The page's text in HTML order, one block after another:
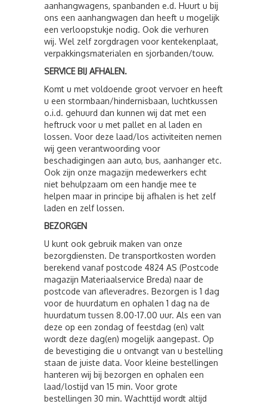
aanhangwagens, spanbanden e.d. Huurt u bij
ons een aanhangwagen dan heeft u mogelijk
een verloopstukje nodig. Ook die verhuren
wij. Wel zelf zorgdragen voor kentekenplaat,
verpakkingsmaterialen en sjorbanden/touw.
SERVICE BIJ AFHALEN.
Komt u met voldoende groot vervoer en heeft
u een stormbaan/hindernisbaan, luchtkussen
o.i.d. gehuurd dan kunnen wij dat met een
heftruck voor u met pallet en al laden en
lossen. Voor deze laad/los activiteiten nemen
wij geen verantwoording voor
beschadigingen aan auto, bus, aanhanger etc.
Ook zijn onze magazijn medewerkers echt
niet behulpzaam om een handje mee te
helpen maar in principe bij afhalen is het zelf
laden en zelf lossen.
BEZORGEN
U kunt ook gebruik maken van onze
bezorgdiensten. De transportkosten worden
berekend vanaf postcode 4824 AS (Postcode
magazijn Materiaalservice Breda) naar de
postcode van afleveradres. Bezorgen is 1 dag
voor de huurdatum en ophalen 1 dag na de
huurdatum tussen 8.00-17.00 uur. Als een van
deze op een zondag of feestdag (en) valt
wordt deze dag(en) mogelijk aangepast. Op
de bevestiging die u ontvangt van u bestelling
staan de juiste data. Voor kleine bestellingen
hanteren wij bij bezorgen en ophalen een
laad/lostijd van 15 min. Voor grote
bestellingen 30 min. Wachttijd wordt altijd